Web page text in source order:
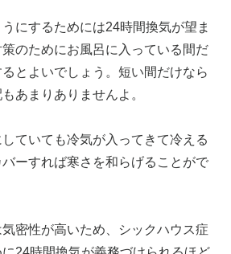
にするためには24時間換気が望ま
のためにお風呂に入っている間だ
とよいでしょう。短い間だけなら
あまりありませんよ。
ていても冷気が入ってきて冷える
ーすれば寒さを和らげることがで
密性が高いため、シックハウス症